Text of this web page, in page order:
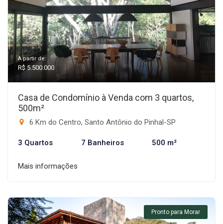
A partir de:
R$ 5.500.000
Casa de Condomínio à Venda com 3 quartos,
500m²
6 Km do Centro, Santo Antônio do Pinhal-SP
3 Quartos 7 Banheiros 500 m²
Mais informações
Pronto para Morar